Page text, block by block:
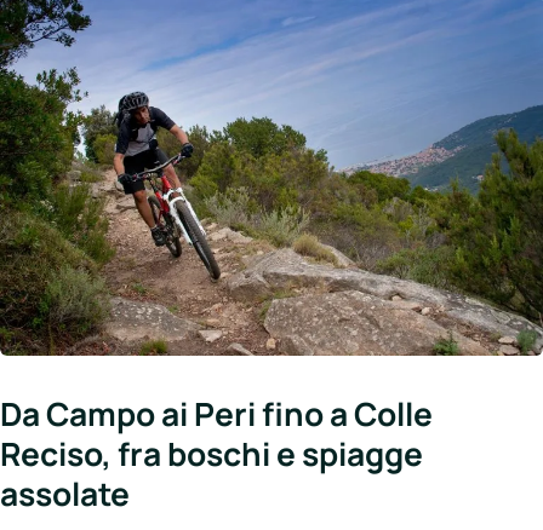
a
LBH
Login
Da Campo ai Peri fino a Colle
Reciso, fra boschi e spiagge
assolate